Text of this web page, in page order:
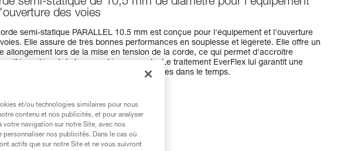
semi-statique de 10,5 mm de diamètre pour l'équipement
des voies
semi-statique PARALLEL 10.5 mm est conçue pour l'équipement et l'ouverture
Elle assure de très bonnes performances en souplesse et légèreté. Elle offre un
allongement lors de la mise en tension de la corde, ce qui permet d'accroître
au départ de la remontée sur corde. Le traitement EverFlex lui garantit une
souplesse et des performances constantes dans le temps.
un revendeur
et/ou technologies similaires pour nous
contenu et nos publicités, et pour analyser
navigation sur notre Site, avec nos
nos publicités. Dans le cas où
actifs que sur notre Site et ne vous suivront